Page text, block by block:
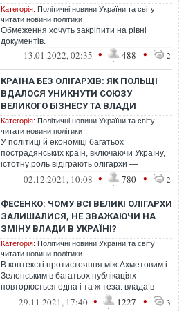
Категорія: Політичні новини України та світу:
читати новини політики
Обмеження хочуть закріпити на рівні
документів.
13.01.2022, 02:35 • 488 • 2
КРАЇНА БЕЗ ОЛІГАРХІВ: ЯК ПОЛЬЩІ
ВДАЛОСЯ УНИКНУТИ СОЮЗУ
ВЕЛИКОГО БІЗНЕСУ ТА ВЛАДИ
Категорія: Політичні новини України та світу:
читати новини політики
У політиці й економіці багатьох
пострадянських країн, включаючи Україну,
істотну роль відіграють олігархи —
власники великого бізнесу, які сильно
02.12.2021, 10:08 • 780 • 2
ФЕСЕНКО: ЧОМУ ВСІ ВЕЛИКІ ОЛІГАРХИ
ЗАЛИШАЛИСЯ, НЕ ЗВАЖАЮЧИ НА
ЗМІНУ ВЛАДИ В УКРАЇНІ?
Категорія: Політичні новини України та світу:
читати новини політики
В контексті протистояння між Ахметовим і
Зеленським в багатьох публікаціях
повторюється одна і та ж теза: влада в
Україні змінюється, президенти міняю...
29.11.2021, 17:40 • 1227 • 3